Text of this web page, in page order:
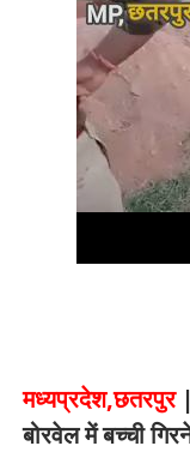
मध्यप्रदेश,छतरपुर
बोरवेल में बच्ची